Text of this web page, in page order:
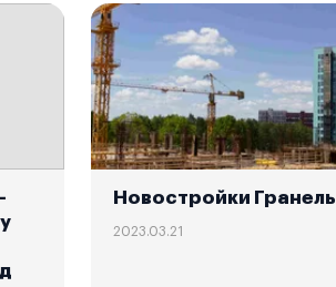
Новостройки Гранель
2023.03.21